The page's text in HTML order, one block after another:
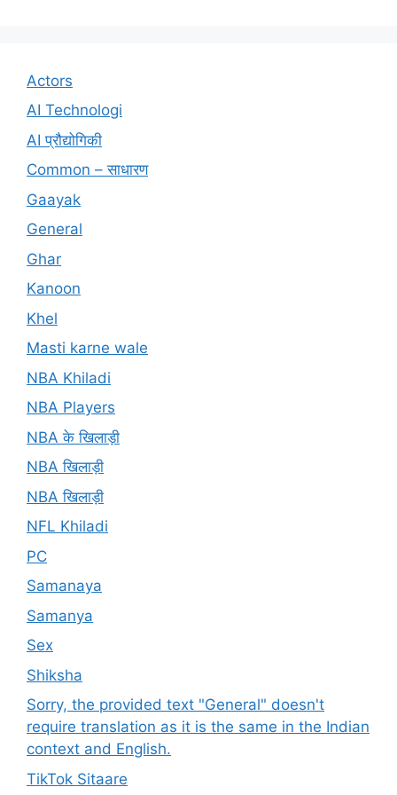
Actors
AI Technologi
AI प्रौद्योगिकी
Common – साधारण
Gaayak
General
Ghar
Kanoon
Khel
Masti karne wale
NBA Khiladi
NBA Players
NBA के खिलाड़ी
NBA खिलाड़ी
NBA खिलाड़ी
NFL Khiladi
PC
Samanaya
Samanya
Sex
Shiksha
Sorry, the provided text "General" doesn't
require translation as it is the same in the Indian
context and English.
TikTok Sitaare